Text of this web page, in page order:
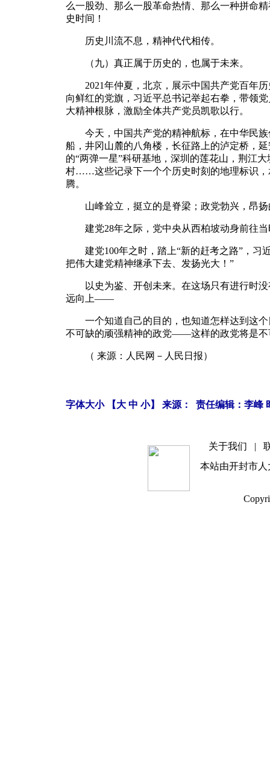
么一股劲、那么一股革命热情、那么一种拼命
史时间！
历史川流不息，精神代代相传。
（九）真正属于历史的，也属于未来。
2021年仲夏，北京，展示中国共产党百年
向鲜红的党旗，习近平总书记举起右拳，带领
大精神根脉，激励全体共产党员凯歌以行。
今天，中国共产党的精神航标，在中华民族
船，井冈山麓的八角楼，长征路上的泸定桥，
的“两弹一星”科研基地，深圳的莲花山，荆江
村……这些记录下一个个历史时刻的地理标识，
腾。
山峰耸立，挺立的是脊梁；政党勃兴，昂扬
建党28年之际，党中央从西柏坡动身前往当
建党100年之时，踏上“新的赶考之路”，习
把伟大建党精神继承下去、发扬光大！”
以史为鉴、开创未来。在这场只有进行时没
远向上——
一个知道自己的目的，也知道怎样达到这个
不可缺的顽强精神的政党——这样的政党将是不
（ 来源：人民网－人民日报）
字体大小 【大 中 小】 来源： 责任编辑：李峰
关于我们 |
本站由开封市